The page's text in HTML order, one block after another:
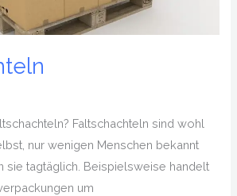
Faltschachteln sind wohl
nur wenigen Menschen bekannt
sie tagtäglich. Beispielsweise handelt
um